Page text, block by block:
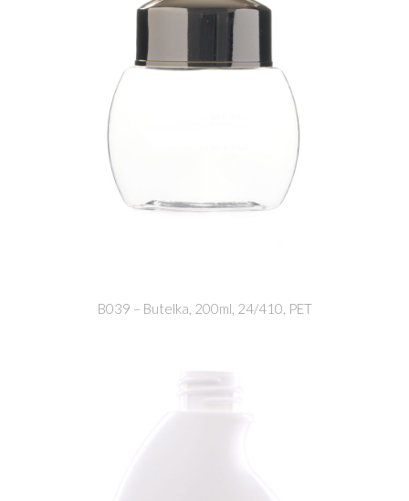
B039 – Butelka, 200ml, 24/410, PET